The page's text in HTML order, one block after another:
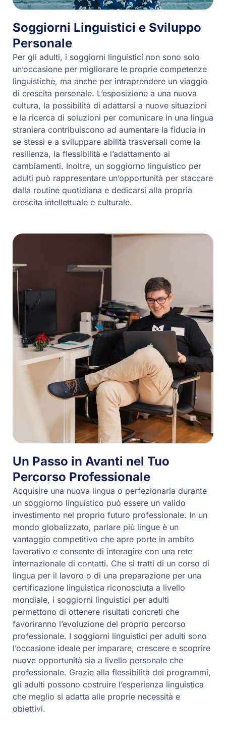
Soggiorni Linguistici e Sviluppo
Personale
Per gli adulti, i soggiorni linguistici non sono solo
un’occasione per migliorare le proprie competenze
linguistiche, ma anche per intraprendere un viaggio
di crescita personale. L’esposizione a una nuova
cultura, la possibilità di adattarsi a nuove situazioni
e la ricerca di soluzioni per comunicare in una lingua
straniera contribuiscono ad aumentare la fiducia in
se stessi e a sviluppare abilità trasversali come la
resilienza, la flessibilità e l’adattamento ai
cambiamenti. Inoltre, un soggiorno linguistico per
adulti può rappresentare un’opportunità per staccare
dalla routine quotidiana e dedicarsi alla propria
crescita intellettuale e culturale.
Un Passo in Avanti nel Tuo
Percorso Professionale
Acquisire una nuova lingua o perfezionarla durante
un soggiorno linguistico può essere un valido
investimento nel proprio futuro professionale. In un
mondo globalizzato, parlare più lingue è un
vantaggio competitivo che apre porte in ambito
lavorativo e consente di interagire con una rete
internazionale di contatti. Che si tratti di un corso di
lingua per il lavoro o di una preparazione per una
certificazione linguistica riconosciuta a livello
mondiale, i soggiorni linguistici per adulti
permettono di ottenere risultati concreti che
favoriranno l’evoluzione del proprio percorso
professionale. I soggiorni linguistici per adulti sono
l’occasione ideale per imparare, crescere e scoprire
nuove opportunità sia a livello personale che
professionale. Grazie alla flessibilità dei programmi,
gli adulti possono costruire l’esperienza linguistica
che meglio si adatta alle proprie necessità e
obiettivi.